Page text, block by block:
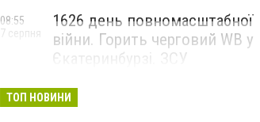
1626 день повномасштабної
війни. Горить черговий WB у
Єкатеринбурзі. ЗСУ
Маріуполі
08:55
7 серпня
ТОП НОВИНИ